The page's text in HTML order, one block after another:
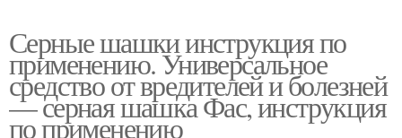
Серные шашки инструкция по
применению. Универсальное
средство от вредителей и болезней
— серная шашка Фас, инструкция
по применению